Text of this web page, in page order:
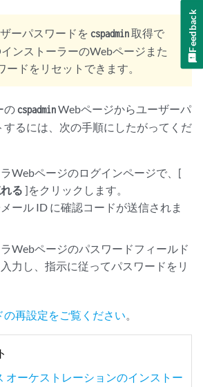
ーパスワードを cspadmin取得で
ンストーラーのWebページまた
ードをリセットできます。
のcspadminWebページからユーザーパ
するには、次の手順にしたがってくだ
Webページのログインページで、[
る ]をクリックします。
ール ID に確認コードが送信されま
Webページのパスワードフィールド
力し、指示に従ってパスワードをリ
の再設定をご覧ください。
オーケストレーションのインストー
Feedback